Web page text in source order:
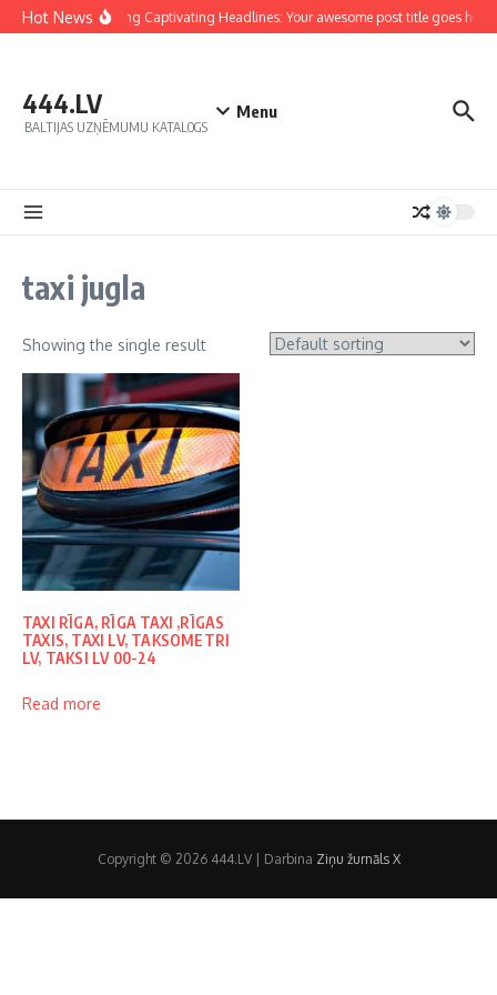
Hot NewsCrafting Captivating Headlines: Your awesome post title goes here
444.LV
BALTIJAS UZŅĒMUMU KATALOGS
Menu
taxi jugla
Showing the single result
TAXI RĪGA, RĪGA TAXI ,RĪGAS
TAXIS, TAXI LV, TAKSOMETRI
LV, TAKSI LV 00-24
Read more
Copyright © 2026 444.LV | Darbina Ziņu žurnāls X